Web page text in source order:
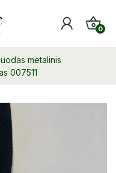
0
metalinis
007511